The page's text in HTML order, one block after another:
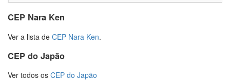
CEP Nara Ken
Ver a lista de CEP Nara Ken.
CEP do Japão
Ver todos os CEP do Japão